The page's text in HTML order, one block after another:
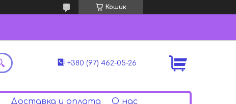
Кошик
+380 (97) 462-05-26
Доставка и оплата О нас